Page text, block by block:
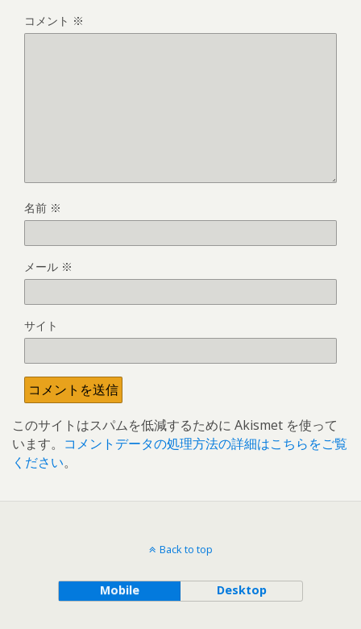
コメント ※
名前 ※
メール ※
サイト
このサイトはスパムを低減するために Akismet を使って
います。 コメントデータの処理方法の詳細はこちらをご覧
ください。
Back to top
Mobile Desktop